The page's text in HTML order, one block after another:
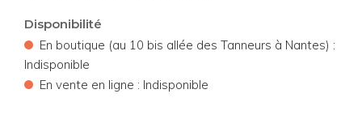
Disponibilité
• En boutique (au 10 bis allée des Tanneurs à Nantes) :
Indisponible
• En vente en ligne : Indisponible